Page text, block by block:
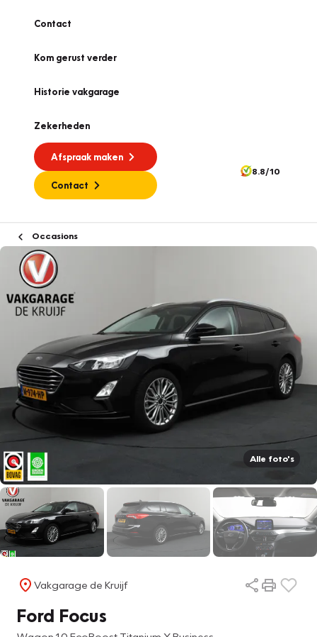
Contact
Kom gerust verder
Historie vakgarage
Zekerheden
Afspraak maken
Contact
8.8/10
Occasions
Alle foto's
Vakgarage de Kruijf
Ford Focus